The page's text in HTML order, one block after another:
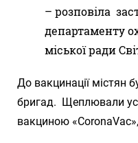
– розповіла
департаменту
міської ради
До вакцинації містян
бригад. Щеплювали
вакциною